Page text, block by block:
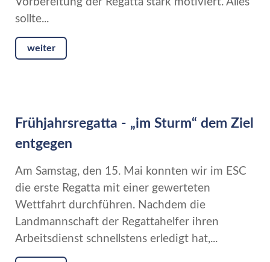
Vorbereitung der Regatta stark motiviert. Alles
sollte...
weiter
Frühjahrsregatta - „im Sturm“ dem Ziel
entgegen
Am Samstag, den 15. Mai konnten wir im ESC
die erste Regatta mit einer gewerteten
Wettfahrt durchführen. Nachdem die
Landmannschaft der Regattahelfer ihren
Arbeitsdienst schnellstens erledigt hat,...